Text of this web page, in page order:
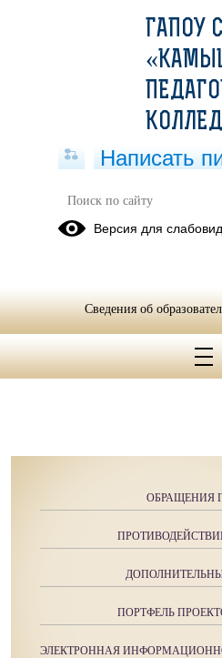
Отчёты 2014-2015 гг.
противодействию коррупции
ОБРАЩЕНИЯ
ПОРТФЕЛЬ
ЭЛЕКТРОННАЯ
ГАПОУ
Написать
Версия для
Сведения об